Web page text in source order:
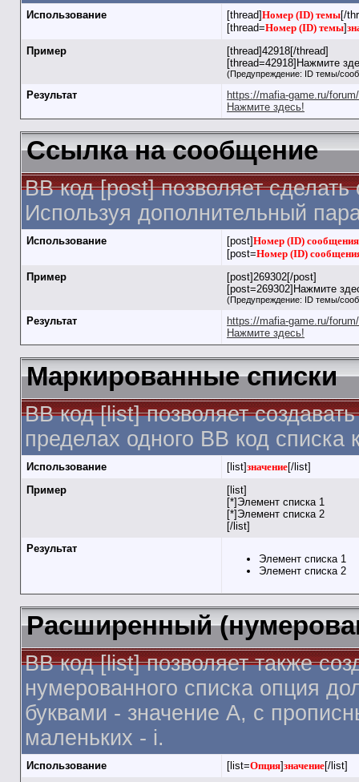
Использование [thread]Номер (ID) темы[/
[thread=Номер (ID) темы]
Пример
[thread]42918[/thread]
[thread=42918]Нажмите
(Предупреждение: ID темы/
Результат
https://mafia-game.ru/
Нажмите здесь!
Ссылка на сообщение
BB код [post] позволяет
Используя дополнительный
Использование [post]Номер (ID) сообщения
[post=Номер (ID)
Пример
[post]269302[/post]
[post=269302]Нажмите
(Предупреждение: ID темы/
Результат
https://mafia-game.ru/
Нажмите здесь!
Маркированные списки
BB код [list] позволяет
пределах одного BB код
Использование [list]значение[/list]
Пример
[list]
[*]Элемент списка 1
[*]Элемент списка 2
[/list]
Результат
Элемент списка 1
Элемент списка 2
Расширенный
BB код [list] позволяет также
нумерованного списка опция
буквами - значение A, с
маленьких - i.
Использование [list=Опция]значение[/list]